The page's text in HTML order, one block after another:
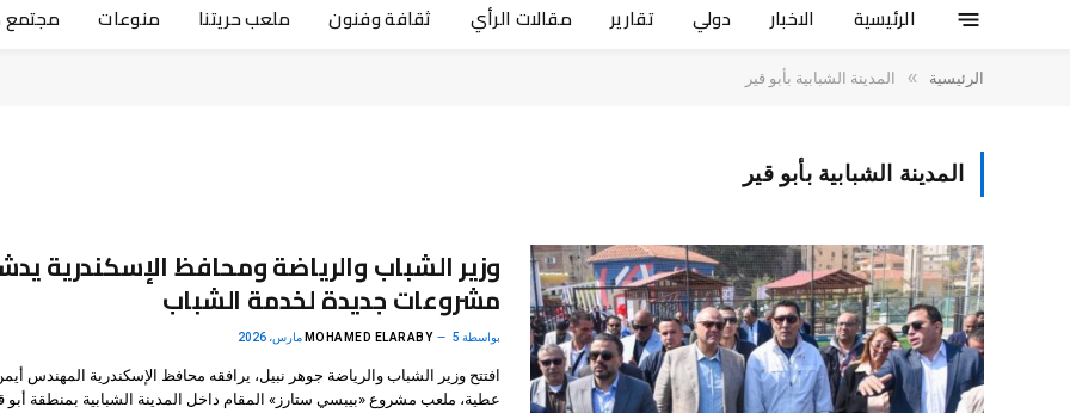
الرئيسية الاخبار دولي تقارير مقالات الرأي ثقافة وفنون ملعب حريتنا منوعات
الرئيسية » المدينة الشبابية بأبو قير
المدينة الشبابية بأبو قير
وزير الشباب والرياضة ومحافظ الإسكندرية
مشروعات جديدة لخدمة الشباب
بواسطة MOHAMED ELARABY 5 مارس، 2026
افتتح وزير الشباب والرياضة جوهر نبيل، يرافقه محافظ الإسكندرية المهندس
عطية، ملعب مشروع «بيبسي ستارز» المقام داخل المدينة الشبابية بمنطقة أبو